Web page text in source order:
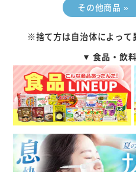
その他商品 »
※捨て方は自治体によって
▼ 食品・飲